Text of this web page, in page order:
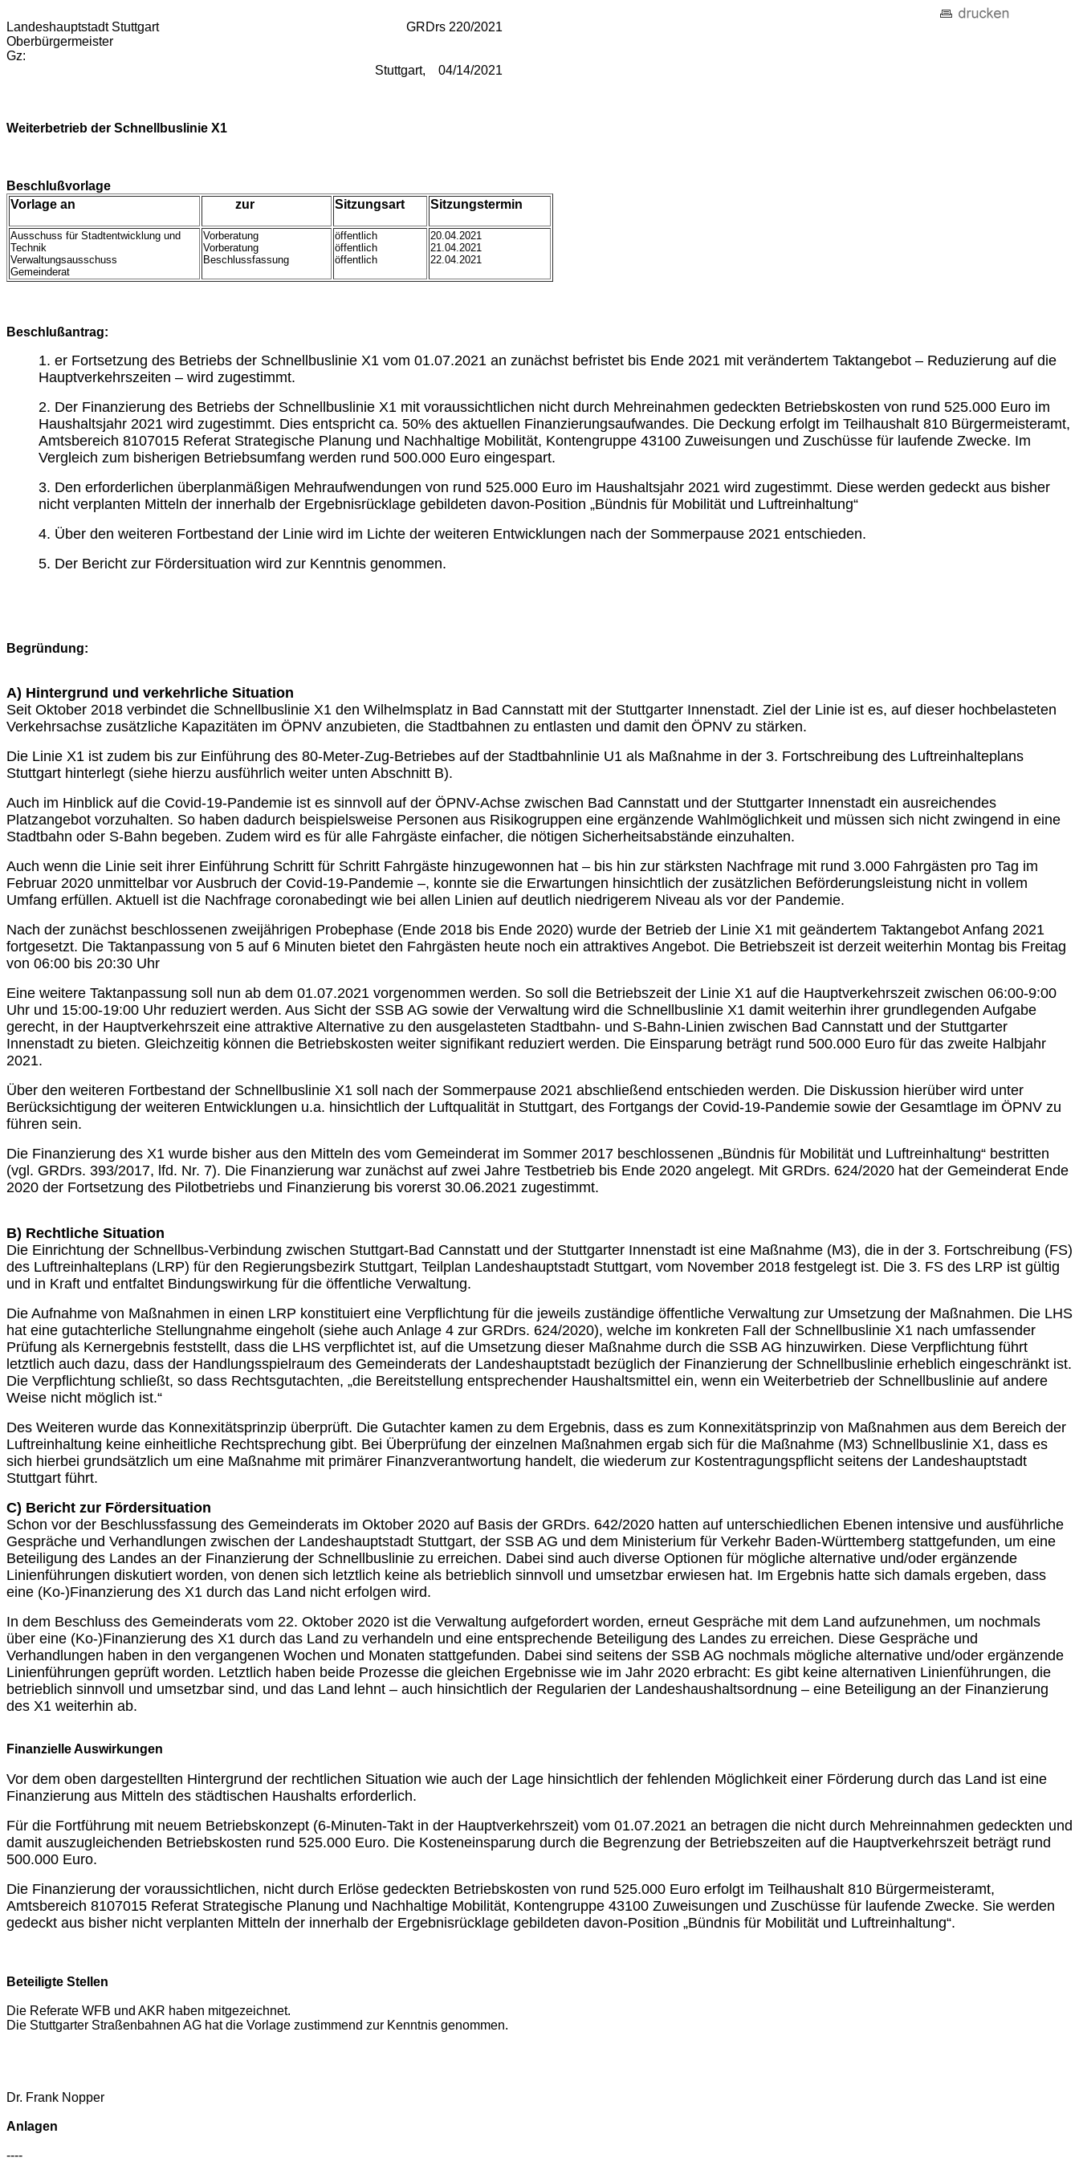
Landeshauptstadt Stuttgart
Oberbürgermeister
Gz:
GRDrs 220/2021
Stuttgart, 04/14/2021
Weiterbetrieb der Schnellbuslinie X1
Beschlußvorlage
Vorlage an
zur Sitzungsart Sitzungstermin
Ausschuss für Stadtentwicklung und
Technik
Verwaltungsausschuss
Gemeinderat
Vorberatung
Vorberatung
Beschlussfassung
öffentlich
öffentlich
öffentlich
20.04.2021
21.04.2021
22.04.2021
Beschlußantrag:
1. er Fortsetzung des Betriebs der Schnellbuslinie X1 vom 01.07.2021 an zunächst befristet bis Ende 2021 mit verändertem Taktangebot – Reduzierung auf die
Hauptverkehrszeiten – wird zugestimmt.
2. Der Finanzierung des Betriebs der Schnellbuslinie X1 mit voraussichtlichen nicht durch Mehreinahmen gedeckten Betriebskosten von rund 525.000 Euro im
Haushaltsjahr 2021 wird zugestimmt. Dies entspricht ca. 50% des aktuellen Finanzierungsaufwandes. Die Deckung erfolgt im Teilhaushalt 810 Bürgermeisteramt,
Amtsbereich 8107015 Referat Strategische Planung und Nachhaltige Mobilität, Kontengruppe 43100 Zuweisungen und Zuschüsse für laufende Zwecke. Im
Vergleich zum bisherigen Betriebsumfang werden rund 500.000 Euro eingespart.
3. Den erforderlichen überplanmäßigen Mehraufwendungen von rund 525.000 Euro im Haushaltsjahr 2021 wird zugestimmt. Diese werden gedeckt aus bisher
nicht verplanten Mitteln der innerhalb der Ergebnisrücklage gebildeten davon-Position „Bündnis für Mobilität und Luftreinhaltung“
4. Über den weiteren Fortbestand der Linie wird im Lichte der weiteren Entwicklungen nach der Sommerpause 2021 entschieden.
5. Der Bericht zur Fördersituation wird zur Kenntnis genommen.
Begründung:
A) Hintergrund und verkehrliche Situation
Seit Oktober 2018 verbindet die Schnellbuslinie X1 den Wilhelmsplatz in Bad Cannstatt mit der Stuttgarter Innenstadt. Ziel der Linie ist es, auf dieser hochbelasteten
Verkehrsachse zusätzliche Kapazitäten im ÖPNV anzubieten, die Stadtbahnen zu entlasten und damit den ÖPNV zu stärken.
Die Linie X1 ist zudem bis zur Einführung des 80-Meter-Zug-Betriebes auf der Stadtbahnlinie U1 als Maßnahme in der 3. Fortschreibung des Luftreinhalteplans
Stuttgart hinterlegt (siehe hierzu ausführlich weiter unten Abschnitt B).
Auch im Hinblick auf die Covid-19-Pandemie ist es sinnvoll auf der ÖPNV-Achse zwischen Bad Cannstatt und der Stuttgarter Innenstadt ein ausreichendes
Platzangebot vorzuhalten. So haben dadurch beispielsweise Personen aus Risikogruppen eine ergänzende Wahlmöglichkeit und müssen sich nicht zwingend in eine
Stadtbahn oder S-Bahn begeben. Zudem wird es für alle Fahrgäste einfacher, die nötigen Sicherheitsabstände einzuhalten.
Auch wenn die Linie seit ihrer Einführung Schritt für Schritt Fahrgäste hinzugewonnen hat – bis hin zur stärksten Nachfrage mit rund 3.000 Fahrgästen pro Tag im
Februar 2020 unmittelbar vor Ausbruch der Covid-19-Pandemie –, konnte sie die Erwartungen hinsichtlich der zusätzlichen Beförderungsleistung nicht in vollem
Umfang erfüllen. Aktuell ist die Nachfrage coronabedingt wie bei allen Linien auf deutlich niedrigerem Niveau als vor der Pandemie.
Nach der zunächst beschlossenen zweijährigen Probephase (Ende 2018 bis Ende 2020) wurde der Betrieb der Linie X1 mit geändertem Taktangebot Anfang 2021
fortgesetzt. Die Taktanpassung von 5 auf 6 Minuten bietet den Fahrgästen heute noch ein attraktives Angebot. Die Betriebszeit ist derzeit weiterhin Montag bis Freitag
von 06:00 bis 20:30 Uhr
Eine weitere Taktanpassung soll nun ab dem 01.07.2021 vorgenommen werden. So soll die Betriebszeit der Linie X1 auf die Hauptverkehrszeit zwischen 06:00-9:00
Uhr und 15:00-19:00 Uhr reduziert werden. Aus Sicht der SSB AG sowie der Verwaltung wird die Schnellbuslinie X1 damit weiterhin ihrer grundlegenden Aufgabe
gerecht, in der Hauptverkehrszeit eine attraktive Alternative zu den ausgelasteten Stadtbahn- und S-Bahn-Linien zwischen Bad Cannstatt und der Stuttgarter
Innenstadt zu bieten. Gleichzeitig können die Betriebskosten weiter signifikant reduziert werden. Die Einsparung beträgt rund 500.000 Euro für das zweite Halbjahr
2021.
Über den weiteren Fortbestand der Schnellbuslinie X1 soll nach der Sommerpause 2021 abschließend entschieden werden. Die Diskussion hierüber wird unter
Berücksichtigung der weiteren Entwicklungen u.a. hinsichtlich der Luftqualität in Stuttgart, des Fortgangs der Covid-19-Pandemie sowie der Gesamtlage im ÖPNV zu
führen sein.
Die Finanzierung des X1 wurde bisher aus den Mitteln des vom Gemeinderat im Sommer 2017 beschlossenen „Bündnis für Mobilität und Luftreinhaltung“ bestritten
(vgl. GRDrs. 393/2017, lfd. Nr. 7). Die Finanzierung war zunächst auf zwei Jahre Testbetrieb bis Ende 2020 angelegt. Mit GRDrs. 624/2020 hat der Gemeinderat Ende
2020 der Fortsetzung des Pilotbetriebs und Finanzierung bis vorerst 30.06.2021 zugestimmt.
B) Rechtliche Situation
Die Einrichtung der Schnellbus-Verbindung zwischen Stuttgart-Bad Cannstatt und der Stuttgarter Innenstadt ist eine Maßnahme (M3), die in der 3. Fortschreibung (FS)
des Luftreinhalteplans (LRP) für den Regierungsbezirk Stuttgart, Teilplan Landeshauptstadt Stuttgart, vom November 2018 festgelegt ist. Die 3. FS des LRP ist gültig
und in Kraft und entfaltet Bindungswirkung für die öffentliche Verwaltung.
Die Aufnahme von Maßnahmen in einen LRP konstituiert eine Verpflichtung für die jeweils zuständige öffentliche Verwaltung zur Umsetzung der Maßnahmen. Die LHS
hat eine gutachterliche Stellungnahme eingeholt (siehe auch Anlage 4 zur GRDrs. 624/2020), welche im konkreten Fall der Schnellbuslinie X1 nach umfassender
Prüfung als Kernergebnis feststellt, dass die LHS verpflichtet ist, auf die Umsetzung dieser Maßnahme durch die SSB AG hinzuwirken. Diese Verpflichtung führt
letztlich auch dazu, dass der Handlungsspielraum des Gemeinderats der Landeshauptstadt bezüglich der Finanzierung der Schnellbuslinie erheblich eingeschränkt ist.
Die Verpflichtung schließt, so dass Rechtsgutachten, „die Bereitstellung entsprechender Haushaltsmittel ein, wenn ein Weiterbetrieb der Schnellbuslinie auf andere
Weise nicht möglich ist.“
Des Weiteren wurde das Konnexitätsprinzip überprüft. Die Gutachter kamen zu dem Ergebnis, dass es zum Konnexitätsprinzip von Maßnahmen aus dem Bereich der
Luftreinhaltung keine einheitliche Rechtsprechung gibt. Bei Überprüfung der einzelnen Maßnahmen ergab sich für die Maßnahme (M3) Schnellbuslinie X1, dass es
sich hierbei grundsätzlich um eine Maßnahme mit primärer Finanzverantwortung handelt, die wiederum zur Kostentragungspflicht seitens der Landeshauptstadt
Stuttgart führt.
C) Bericht zur Fördersituation
Schon vor der Beschlussfassung des Gemeinderats im Oktober 2020 auf Basis der GRDrs. 642/2020 hatten auf unterschiedlichen Ebenen intensive und ausführliche
Gespräche und Verhandlungen zwischen der Landeshauptstadt Stuttgart, der SSB AG und dem Ministerium für Verkehr Baden-Württemberg stattgefunden, um eine
Beteiligung des Landes an der Finanzierung der Schnellbuslinie zu erreichen. Dabei sind auch diverse Optionen für mögliche alternative und/oder ergänzende
Linienführungen diskutiert worden, von denen sich letztlich keine als betrieblich sinnvoll und umsetzbar erwiesen hat. Im Ergebnis hatte sich damals ergeben, dass
eine (Ko-)Finanzierung des X1 durch das Land nicht erfolgen wird.
In dem Beschluss des Gemeinderats vom 22. Oktober 2020 ist die Verwaltung aufgefordert worden, erneut Gespräche mit dem Land aufzunehmen, um nochmals
über eine (Ko-)Finanzierung des X1 durch das Land zu verhandeln und eine entsprechende Beteiligung des Landes zu erreichen. Diese Gespräche und
Verhandlungen haben in den vergangenen Wochen und Monaten stattgefunden. Dabei sind seitens der SSB AG nochmals mögliche alternative und/oder ergänzende
Linienführungen geprüft worden. Letztlich haben beide Prozesse die gleichen Ergebnisse wie im Jahr 2020 erbracht: Es gibt keine alternativen Linienführungen, die
betrieblich sinnvoll und umsetzbar sind, und das Land lehnt – auch hinsichtlich der Regularien der Landeshaushaltsordnung – eine Beteiligung an der Finanzierung
des X1 weiterhin ab.
Finanzielle Auswirkungen
Vor dem oben dargestellten Hintergrund der rechtlichen Situation wie auch der Lage hinsichtlich der fehlenden Möglichkeit einer Förderung durch das Land ist eine
Finanzierung aus Mitteln des städtischen Haushalts erforderlich.
Für die Fortführung mit neuem Betriebskonzept (6-Minuten-Takt in der Hauptverkehrszeit) vom 01.07.2021 an betragen die nicht durch Mehreinnahmen gedeckten und
damit auszugleichenden Betriebskosten rund 525.000 Euro. Die Kosteneinsparung durch die Begrenzung der Betriebszeiten auf die Hauptverkehrszeit beträgt rund
500.000 Euro.
Die Finanzierung der voraussichtlichen, nicht durch Erlöse gedeckten Betriebskosten von rund 525.000 Euro erfolgt im Teilhaushalt 810 Bürgermeisteramt,
Amtsbereich 8107015 Referat Strategische Planung und Nachhaltige Mobilität, Kontengruppe 43100 Zuweisungen und Zuschüsse für laufende Zwecke. Sie werden
gedeckt aus bisher nicht verplanten Mitteln der innerhalb der Ergebnisrücklage gebildeten davon-Position „Bündnis für Mobilität und Luftreinhaltung“.
Beteiligte Stellen
Die Referate WFB und AKR haben mitgezeichnet.
Die Stuttgarter Straßenbahnen AG hat die Vorlage zustimmend zur Kenntnis genommen.
Dr. Frank Nopper
Anlagen
----